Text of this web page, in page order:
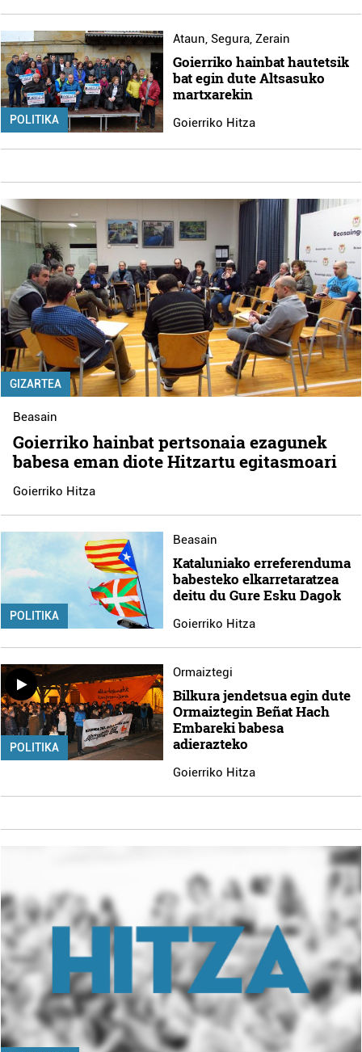
POLITIKA
Ataun, Segura, Zerain
Goierriko hainbat hautetsik
bat egin dute Altsasuko
martxarekin
Goierriko Hitza
GIZARTEA
Beasain
Goierriko hainbat pertsonaia ezagunek
babesa eman diote Hitzartu egitasmoari
Goierriko Hitza
POLITIKA
Beasain
Kataluniako erreferenduma
babesteko elkarretaratzea
deitu du Gure Esku Dagok
Goierriko Hitza
POLITIKA
Ormaiztegi
Bilkura jendetsua egin dute
Ormaiztegin Beñat Hach
Embareki babesa
adierazteko
Goierriko Hitza